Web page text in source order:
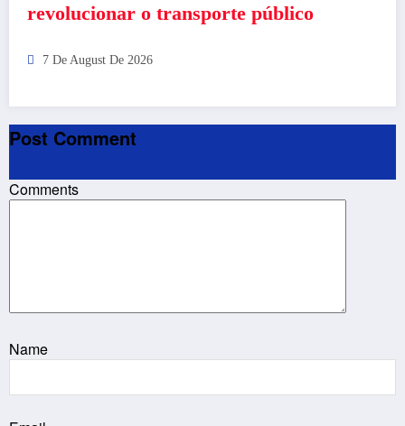
revolucionar o transporte público
7 De August De 2026
Post Comment
Comments
Name